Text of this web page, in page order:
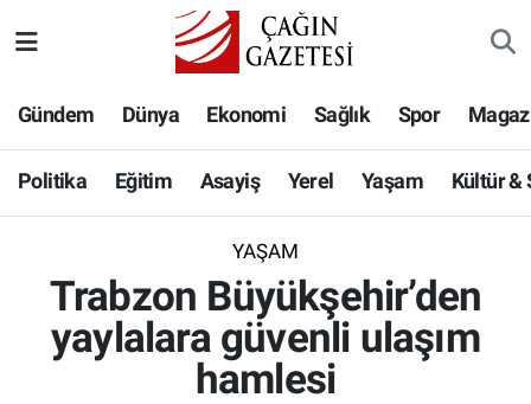
Gündem Dünya Ekonomi Sağlık Spor
Politika Eğitim Asayiş Yerel Yaşam Kültür &
YAŞAM
Trabzon Büyükşehir’den
yaylalara güvenli ulaşım
hamlesi
Eğitim
Asayiş
Yaşam
Kültür & Sanat
Hava Durumu
Namaz Vakitleri
Süper Lig Puan Durumu ve Fikstür
Tüm Manşetler